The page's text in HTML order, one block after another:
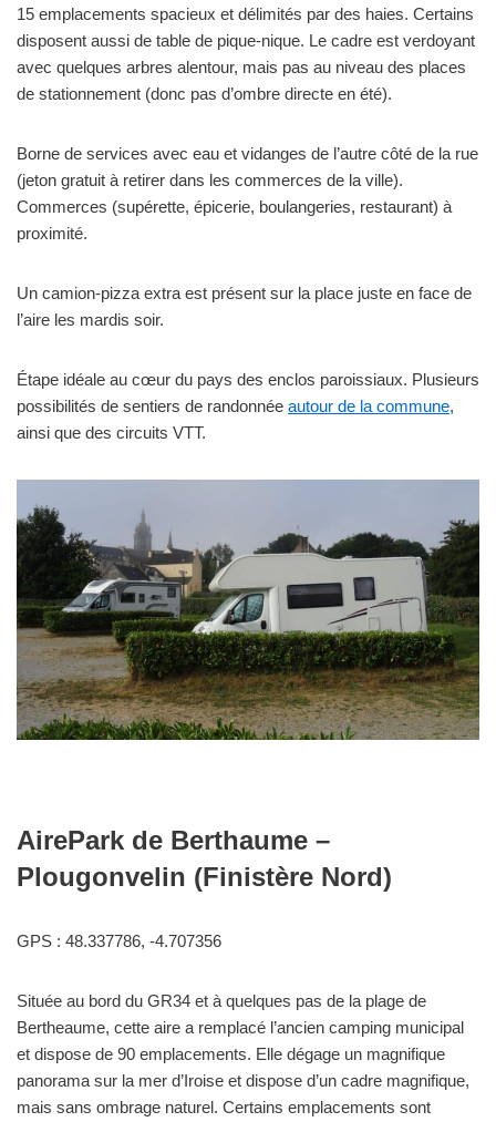
15 emplacements spacieux et délimités par des haies. Certains
disposent aussi de table de pique-nique. Le cadre est verdoyant
avec quelques arbres alentour, mais pas au niveau des places
de stationnement (donc pas d’ombre directe en été).
Borne de services avec eau et vidanges de l’autre côté de la rue
(jeton gratuit à retirer dans les commerces de la ville).
Commerces (supérette, épicerie, boulangeries, restaurant) à
proximité.
Un camion-pizza extra est présent sur la place juste en face de
l’aire les mardis soir.
Étape idéale au cœur du pays des enclos paroissiaux. Plusieurs
possibilités de sentiers de randonnée autour de la commune,
ainsi que des circuits VTT.
AirePark de Berthaume –
Plougonvelin (Finistère Nord)
GPS : 48.337786, -4.707356
Située au bord du GR34 et à quelques pas de la plage de
Bertheaume, cette aire a remplacé l’ancien camping municipal
et dispose de 90 emplacements. Elle dégage un magnifique
panorama sur la mer d’Iroise et dispose d’un cadre magnifique,
mais sans ombrage naturel. Certains emplacements sont